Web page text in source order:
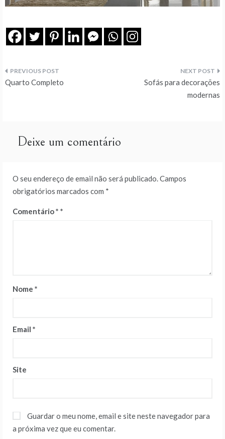
Navegação
Quarto Completo
Sofás para decorações
modernas
Deixe um comentário
O seu endereço de email não será publicado.Campos
obrigatórios marcados com *
Comentário*
Nome *
Email *
Site
Guardar o meu nome, email e site neste navegador para
a próxima vez que eu comentar.